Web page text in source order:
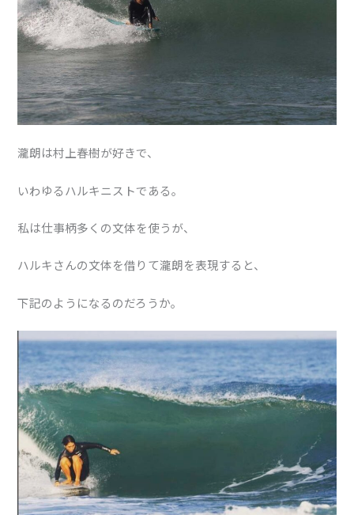
瀧朗は村上春樹が好きで、
いわゆるハルキニストである。
私は仕事柄多くの文体を使うが、
ハルキさんの文体を借りて瀧朗を表現すると、
下記のようになるのだろうか。